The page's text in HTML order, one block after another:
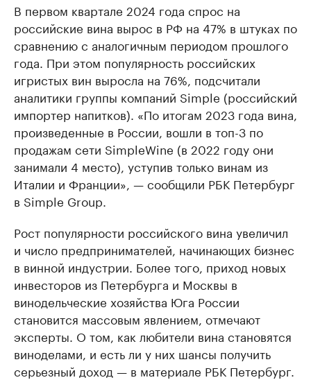
В первом квартале 2024 года спрос на
российские вина вырос в РФ на 47% в штуках по
сравнению с аналогичным периодом прошлого
года. При этом популярность российских
игристых вин выросла на 76%, подсчитали
аналитики группы компаний Simple (российский
импортер напитков). «По итогам 2023 года вина,
произведенные в России, вошли в топ-3 по
продажам сети SimpleWine (в 2022 году они
занимали 4 место), уступив только винам из
Италии и Франции», — сообщили РБК Петербург
в Simple Group.
Рост популярности российского вина увеличил
и число предпринимателей, начинающих бизнес
в винной индустрии. Более того, приход новых
инвесторов из Петербурга и Москвы в
винодельческие хозяйства Юга России
становится массовым явлением, отмечают
эксперты. О том, как любители вина становятся
виноделами, и есть ли у них шансы получить
серьезный доход — в материале РБК Петербург.